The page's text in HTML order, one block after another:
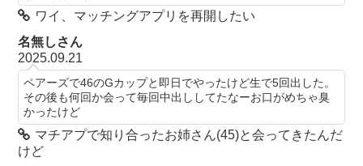
ワイ、マッチングアプリを再開したい
名無しさん
2025.09.21
ペアーズで46のGカップと即日でやったけど生で5回出した。
その後も何回か会って毎回中出ししてたなーお口がめちゃ臭
かったけど
マチアプで知り合ったお姉さん(45)と会ってきたんだ
けど